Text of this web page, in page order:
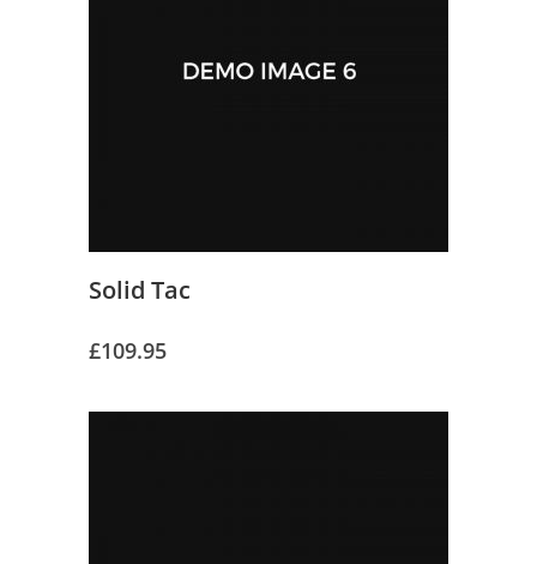
Solid Tac
£109.95